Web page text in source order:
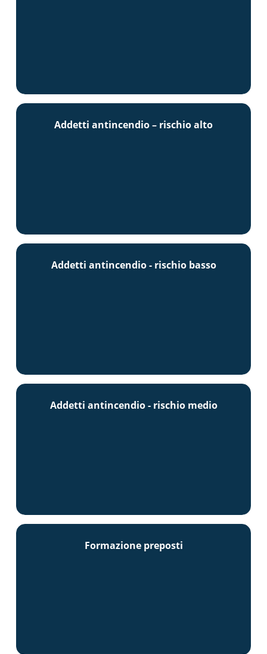
Addetti antincendio – rischio alto
Addetti antincendio - rischio basso
Addetti antincendio - rischio medio
Formazione preposti